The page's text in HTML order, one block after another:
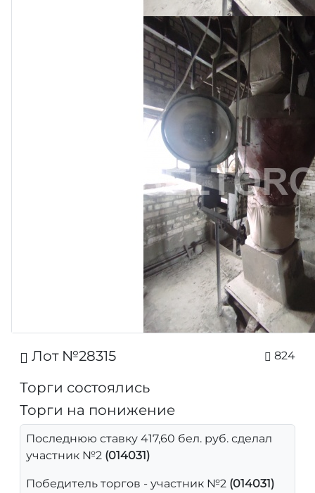
Лот №28315 824
Торги состоялись
Торги на понижение
Последнюю ставку 417,60 бел. руб. сделал
участник №2 (014031)
Победитель торгов - участник №2 (014031)